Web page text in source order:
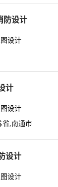
防设计
设计
计
设计
省,南通市
设计
设计